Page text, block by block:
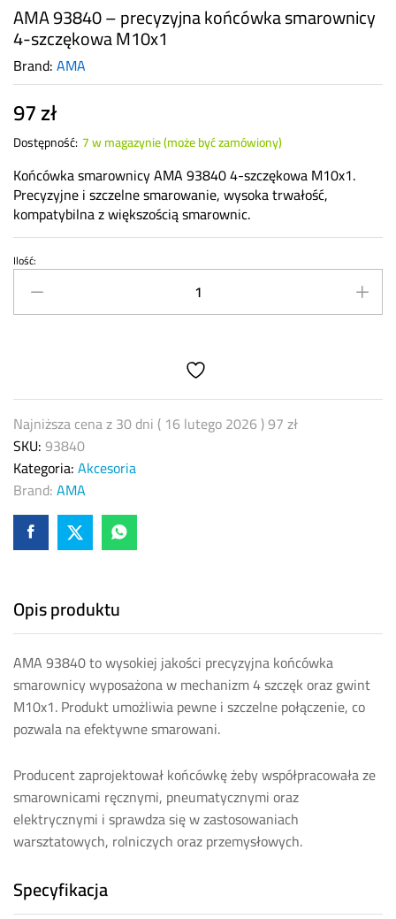
AMA 93840 – precyzyjna końcówka smarownicy
4-szczękowa M10x1
Brand:AMA
97zł
Dostępność: 7 w magazynie (może być zamówiony)
Końcówka smarownicy AMA 93840 4-szczękowa M10x1.
Precyzyjne i szczelne smarowanie, wysoka trwałość,
kompatybilna z większością smarownic.
AMA
93840
–
4-
szczękowa
M10x1
quantity
Ilość:
Najniższa cena z 30 dni ( 16 lutego 2026)97zł
SKU:93840
Kategoria:Akcesoria
Brand:AMA
Opis produktu
AMA 93840 to wysokiej jakości precyzyjna końcówka
smarownicy wyposażona w mechanizm 4 szczęk oraz gwint
M10x1. Produkt umożliwia pewne i szczelne połączenie, co
pozwala na efektywne smarowani.
Producent zaprojektował końcówkę żeby współpracowała ze
smarownicami ręcznymi, pneumatycznymi oraz
elektrycznymi i sprawdza się w zastosowaniach
warsztatowych, rolniczych oraz przemysłowych.
Specyfikacja